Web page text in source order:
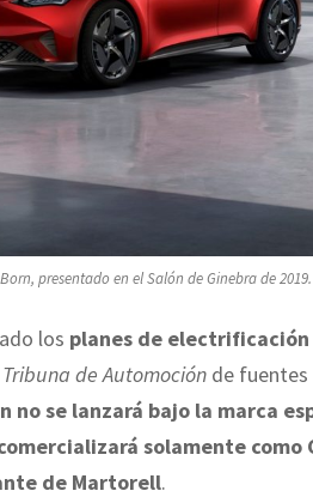
presentado en el Salón de Ginebra de 2019.
los planes de electrificación
de Automoción de
se lanzará bajo la marca
solamente como
de Martorell.